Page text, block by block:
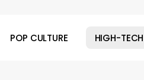
POP CULTURE HIGH-TECH